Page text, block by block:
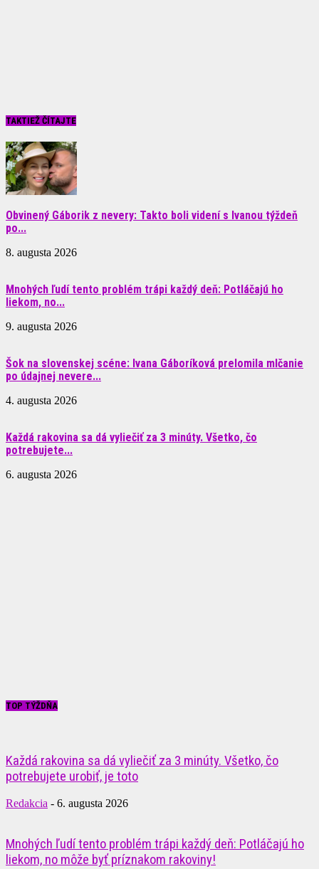
TAKTIEŽ ČÍTAJTE
Obvinený Gáborik z nevery: Takto boli videní s Ivanou týždeň
po...
8. augusta 2026
Mnohých ľudí tento problém trápi každý deň: Potláčajú ho
liekom, no...
9. augusta 2026
Šok na slovenskej scéne: Ivana Gáboríková prelomila mlčanie
po údajnej nevere...
4. augusta 2026
Každá rakovina sa dá vyliečiť za 3 minúty. Všetko, čo
potrebujete...
6. augusta 2026
TOP TÝŽDŇA
Každá rakovina sa dá vyliečiť za 3 minúty. Všetko, čo
potrebujete urobiť, je toto
Redakcia - 6. augusta 2026
Mnohých ľudí tento problém trápi každý deň: Potláčajú ho
liekom, no môže byť príznakom rakoviny!